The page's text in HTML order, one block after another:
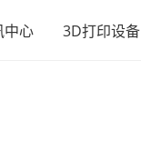
中心 3D打印设备